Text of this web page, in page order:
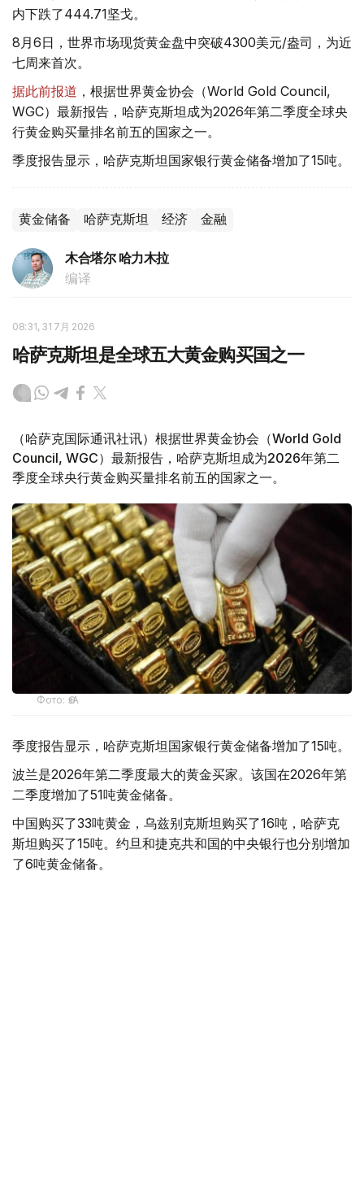
内下跌了444.71坚戈。
8月6日，世界市场现货黄金盘中突破4300美元/盎司，为近
七周来首次。
据此前报道 ，根据世界黄金协会（World Gold Council,
WGC）最新报告，哈萨克斯坦成为2026年第二季度全球央
行黄金购买量排名前五的国家之一。
季度报告显示，哈萨克斯坦国家银行黄金储备增加了15吨。
黄金储备 哈萨克斯坦 经济 金融
木合塔尔 哈力木拉
编译
08:31, 31 7月 2026
哈萨克斯坦是全球五大黄金购买国之一
（哈萨克国际通讯社讯）根据世界黄金协会（World Gold
Council, WGC）最新报告，哈萨克斯坦成为2026年第二
季度全球央行黄金购买量排名前五的国家之一。
Фото: ӨзА
季度报告显示，哈萨克斯坦国家银行黄金储备增加了15吨。
波兰是2026年第二季度最大的黄金买家。该国在2026年第
二季度增加了51吨黄金储备。
中国购买了33吨黄金，乌兹别克斯坦购买了16吨，哈萨克
斯坦购买了15吨。约旦和捷克共和国的中央银行也分别增加
了6吨黄金储备。